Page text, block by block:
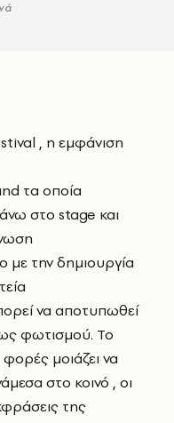
τα οποία
στο stage και
την δημιουργία
να αποτυπωθεί
φωτισμού. Το
μοιάζει να
στο κοινό , οι
της